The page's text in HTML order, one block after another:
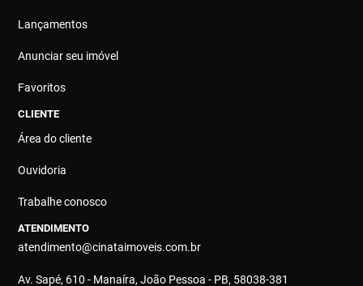
Lançamentos
Anunciar seu imóvel
Favoritos
CLIENTE
Área do cliente
Ouvidoria
Trabalhe conosco
ATENDIMENTO
atendimento@cinataimoveis.com.br
Av. Sapé, 610 - Manaíra, João Pessoa - PB, 58038-381